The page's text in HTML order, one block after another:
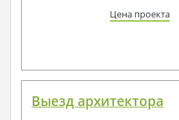
Цена проекта
Выезд архитектора